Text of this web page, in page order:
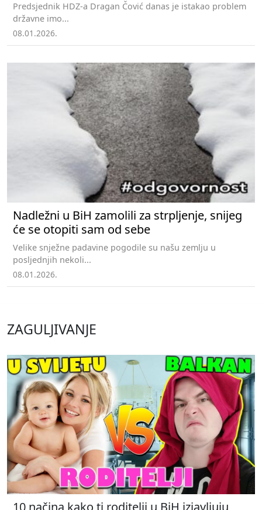
Predsjednik HDZ-a Dragan Čović danas je istakao problem
državne imo...
08.01.2026.
Nadležni u BiH zamolili za strpljenje, snijeg
će se otopiti sam od sebe
Velike snježne padavine pogodile su našu zemlju u
posljednjih nekoli...
08.01.2026.
ZAGULJIVANJE